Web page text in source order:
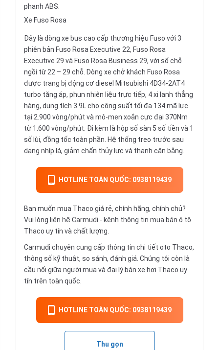
phanh ABS.
Xe Fuso Rosa
Đây là dòng xe bus cao cấp thương hiệu Fuso với 3
phiên bản Fuso Rosa Executive 22, Fuso Rosa
Executive 29 và Fuso Rosa Business 29, với số chỗ
ngồi từ 22 – 29 chỗ. Dòng xe chở khách Fuso Rosa
được trang bị động cơ diesel Mitsubishi 4D34-2AT4
turbo tăng áp, phun nhiên liệu trực tiếp, 4 xi lanh thẳng
hàng, dung tích 3.9L cho công suất tối đa 134 mã lực
tại 2.900 vòng/phút và mô-men xoắn cực đại 370Nm
từ 1.600 vòng/phút. Đi kèm là hộp số sàn 5 số tiền và 1
số lùi, đồng tốc toàn phần. Hệ thống treo trước sau
dạng nhíp lá, giảm chấn thủy lực và thanh cân bằng.
HOTLINE TOÀN QUỐC: 0938119439
Bạn muốn mua Thaco giá rẻ, chính hãng, chính chủ?
Vui lòng liên hệ Carmudi - kênh thông tin mua bán ô tô
Thaco uy tín và chất lượng.
Carmudi chuyên cung cấp thông tin chi tiết oto Thaco,
thông số kỹ thuật, so sánh, đánh giá. Chúng tôi còn là
cầu nối giữa người mua và đại lý bán xe hơi Thaco uy
tín trên toàn quốc.
HOTLINE TOÀN QUỐC: 0938119439
Thu gọn